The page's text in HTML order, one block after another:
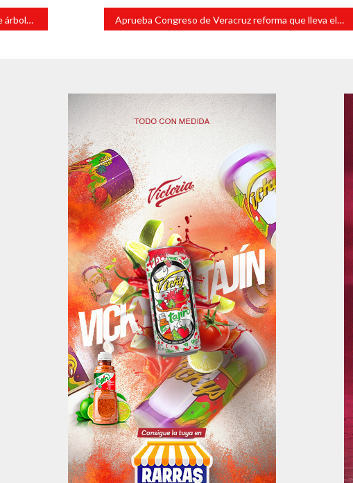
Aprueba Congreso de Veracruz reforma que lleva elección judicial a 2028